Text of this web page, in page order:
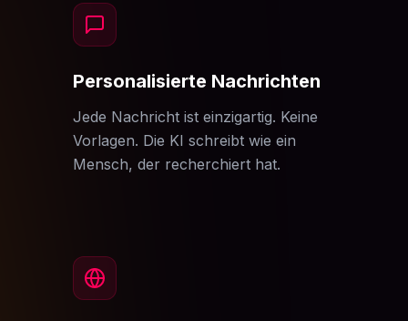
Personalisierte Nachrichten
Jede Nachricht ist einzigartig. Keine
Vorlagen. Die KI schreibt wie ein
Mensch, der recherchiert hat.